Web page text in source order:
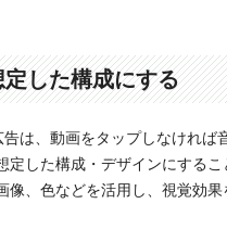
した構成にする
は、動画をタップしなければ
定した構成・デザインにする
像、色などを活用し、視覚効果